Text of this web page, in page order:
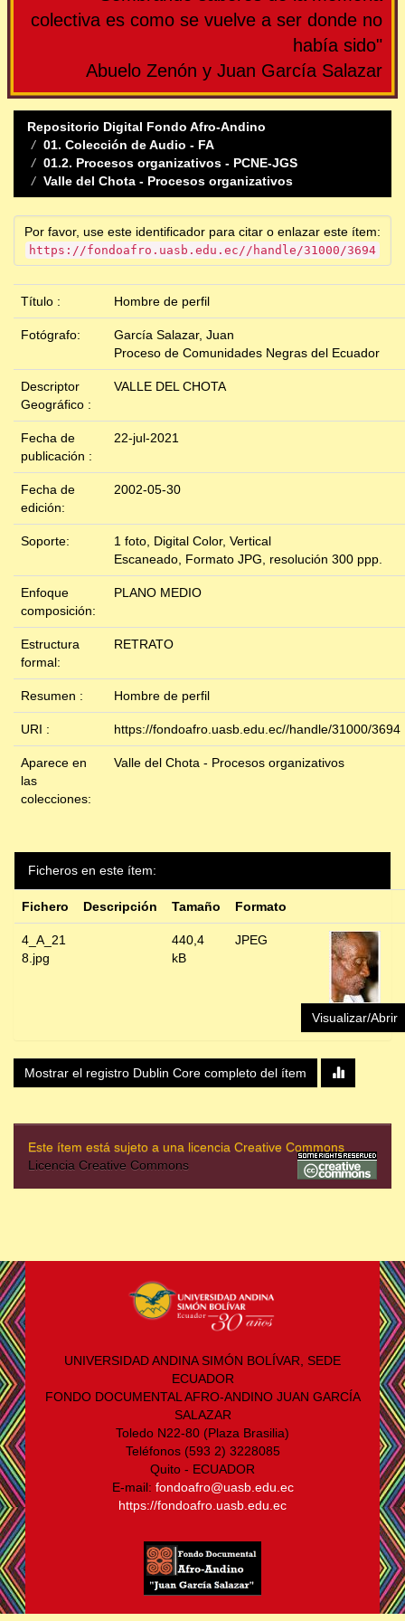
colectiva es como se vuelve a ser donde no
había sido"
Abuelo Zenón y Juan García Salazar
Repositorio Digital Fondo Afro-Andino
01. Colección de Audio - FA
01.2. Procesos organizativos - PCNE-JGS
Valle del Chota - Procesos organizativos
Por favor, use este identificador para citar o enlazar este ítem:
https://fondoafro.uasb.edu.ec//handle/31000/3694
Título : Hombre de perfil
Fotógrafo:
García Salazar, Juan
Proceso de Comunidades Negras del Ecuador
Descriptor
Geográfico :
VALLE DEL CHOTA
Fecha de
publicación :
22-jul-2021
Fecha de
edición:
2002-05-30
Soporte:
1 foto, Digital Color, Vertical
Escaneado, Formato JPG, resolución 300 ppp.
Enfoque
composición:
PLANO MEDIO
Estructura
formal:
RETRATO
Resumen : Hombre de perfil
URI : https://fondoafro.uasb.edu.ec//handle/31000/3694
Aparece en
las
colecciones:
Valle del Chota - Procesos organizativos
Ficheros en este ítem:
Fichero Descripción Tamaño Formato
4_A_21
8.jpg
440,4
kB
JPEG
Visualizar/Abrir
Mostrar el registro Dublin Core completo del ítem
Este ítem está sujeto a una licencia Creative Commons
Licencia Creative Commons
UNIVERSIDAD ANDINA SIMÓN BOLÍVAR, SEDE
ECUADOR
FONDO DOCUMENTAL AFRO-ANDINO JUAN GARCÍA
SALAZAR
Toledo N22-80 (Plaza Brasilia)
Teléfonos (593 2) 3228085
Quito - ECUADOR
E-mail: fondoafro@uasb.edu.ec
https://fondoafro.uasb.edu.ec